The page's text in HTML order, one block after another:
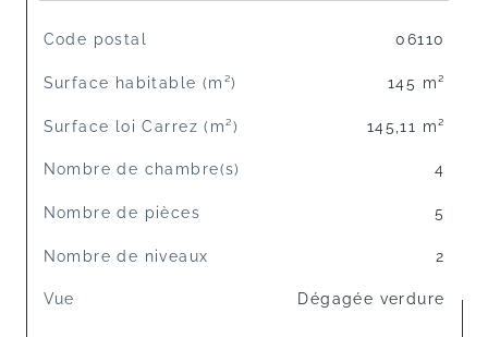
TRAD_SIROCCO_Caracteristique
Code postal 06110
Surface habitable (m²) 145 m²
Surface loi Carrez (m²) 145,11 m²
Nombre de chambre(s) 4
Nombre de pièces 5
Nombre de niveaux 2
Vue Dégagée verdure